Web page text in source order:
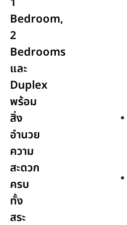
Bedroom,
2
Bedrooms
และ
Duplex
พร้อม
สิ่ง
อำนวย
ความ
สะดวก
ครบ
ทั้ง
สระ